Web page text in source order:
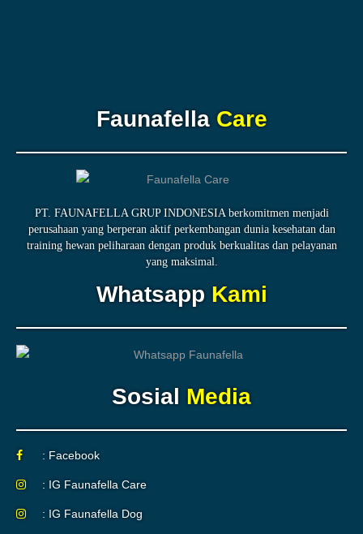
FaunafellaCare
PT. FAUNAFELLA GRUP INDONESIA berkomitmen menjadi
perusahaan yang berperan aktif perkembangan dunia kesehatan dan
training hewan peliharaan dengan produk berkualitas dan pelayanan
yang maksimal.
WhatsappKami
Sosial Media
: Facebook
: IG Faunafella Care
: IG Faunafella Dog